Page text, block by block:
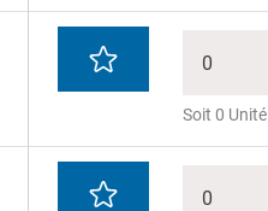
0
Soit 0 Unité
0